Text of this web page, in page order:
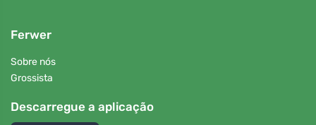
Ferwer
Sobre nós
Grossista
Descarregue a aplicação